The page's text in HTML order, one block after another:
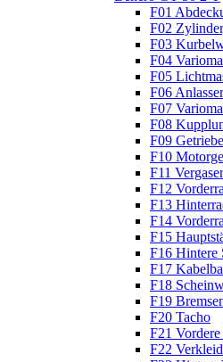
F01
F02
F03
F04
F05
F06 Anlasser
F07
F08
F09 Getriebe
F10
F11 Vergaser
F12
F13
F14
F15
F16 Hintere
F17
F18
F19
F20 Tacho
F21
F22